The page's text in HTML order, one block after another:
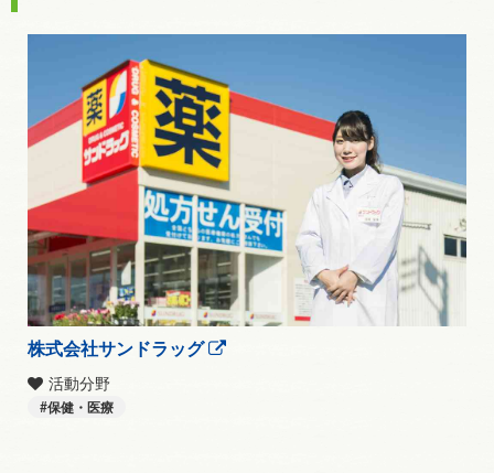
株式会社サンドラッグ
活動分野
保健・医療